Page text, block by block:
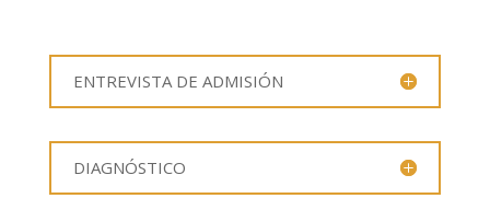
ENTREVISTA DE ADMISIÓN
DIAGNÓSTICO